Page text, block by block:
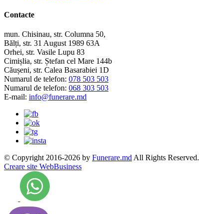
Contacte
mun. Chisinau, str. Columna 50,
Bălți, str. 31 August 1989 63A
Orhei, str. Vasile Lupu 83
Cimișlia, str. Ștefan cel Mare 144b
Căușeni, str. Calea Basarabiei 1D
Numarul de telefon: 078 503 503
Numarul de telefon: 068 303 503
E-mail: info@funerare.md
© Copyright 2016-2026 by Funerare.md All Rights Reserved.
Creare site WebBusiness